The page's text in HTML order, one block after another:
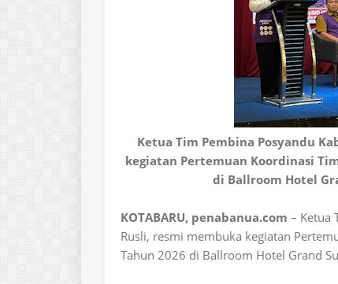
Ketua Tim Pembina Posyandu
kegiatan Pertemuan Koordinasi
di Ballroom Hotel
KOTABARU, penabanua.com – Ketua
Rusli, resmi membuka kegiatan
Tahun 2026 di Ballroom Hotel Grand